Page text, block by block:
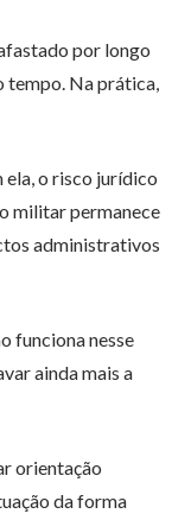
por longo
tempo. Na prática,
ela, o risco jurídico
militar permanece
administrativos
funciona nesse
ainda mais a
orientação
da forma